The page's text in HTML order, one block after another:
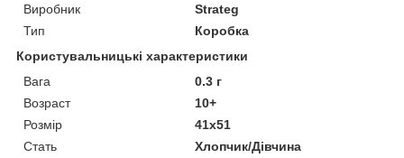
Виробник
Strateg
Тип
Коробка
Користувальницькі характеристики
Вага
0.3 г
Возраст
10+
Розмір
41х51
Стать
Хлопчик/Дiвчина